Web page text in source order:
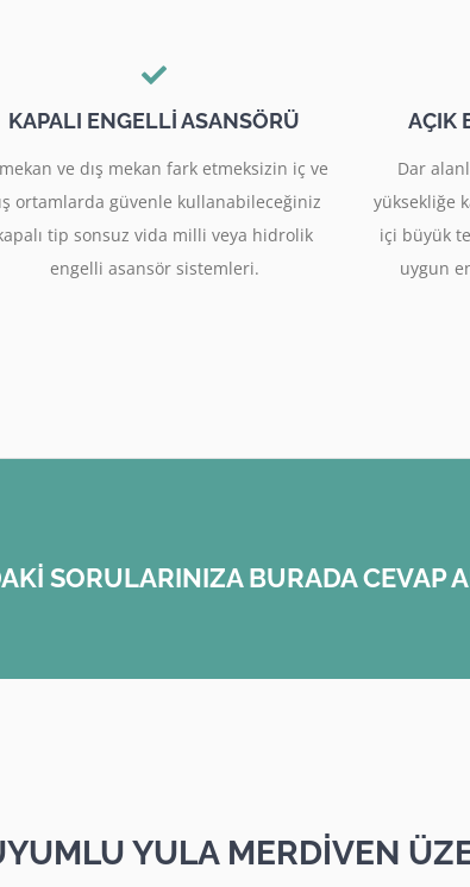
KAPALI ENGELLİ ASANSÖRÜ
ve dış mekan fark etmeksizin iç ve
ortamlarda güvenle kullanabileceğiniz
tip sonsuz vida milli veya hidrolik
engelli asansör sistemleri.
AÇIK
Dar
yüksekliğe
içi büyük
uygun
SORULARINIZA BURADA CEVAP
YULA MERDİVEN